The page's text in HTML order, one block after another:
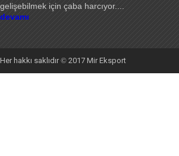
gelişebilmek için çaba harcıyor....
devamı
Her hakkı saklıdır© 2017 Mir Eksport